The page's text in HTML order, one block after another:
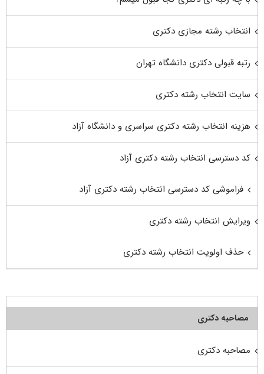
انتخاب رشته مجازی دکتری
رتبه قبولی دکتری دانشگاه تهران
سایت انتخاب رشته دکتری
هزینه انتخاب رشته دکتری سراسری و دانشگاه آزاد
کد دسترسی انتخاب رشته دکتری آزاد
فراموشی کد دسترسی انتخاب رشته دکتری آزاد
ویرایش انتخاب رشته دکتری
حذف اولویت انتخاب رشته دکتری
مصاحبه دکتری
مصاحبه دکتری